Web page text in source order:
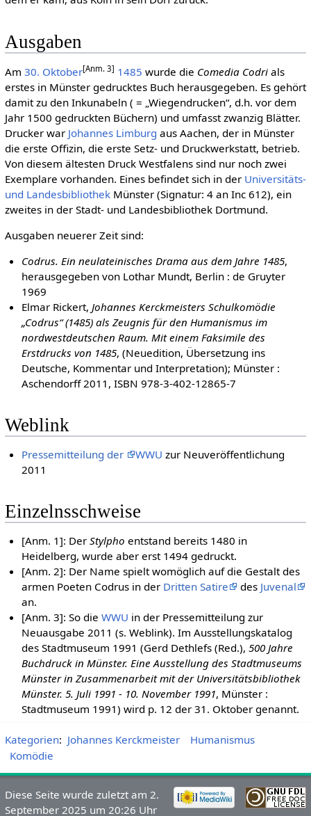
Ausgaben
Am 30. Oktober[Anm. 3] 1485 wurde die Comedia Codrials
erstes in Münster gedrucktes Buch herausgegeben. Es gehört
damit zu den Inkunabeln ( = „Wiegendrucken“, d.h. vor dem
Jahr 1500 gedruckten Büchern) und umfasst zwanzig Blätter.
Drucker war Johannes Limburg aus Aachen, der in Münster
die erste Offizin, die erste Setz- und Druckwerkstatt, betrieb.
Von diesem ältesten Druck Westfalens sind nur noch zwei
Exemplare vorhanden. Eines befindet sich in der Universitäts-
und LandesbibliothekMünster (Signatur: 4 an Inc 612), ein
zweites in der Stadt- und Landesbibliothek Dortmund.
Ausgaben neuerer Zeit sind:
Codrus. Ein neulateinisches Drama aus dem Jahre 1485,
herausgegeben von Lothar Mundt, Berlin : de Gruyter
1969
Elmar Rickert,Johannes Kerckmeisters Schulkomödie
„Codrus“ (1485) als Zeugnis für den Humanismus im
nordwestdeutschen Raum. Mit einem Faksimile des
Erstdrucks von 1485, (Neuedition, Übersetzung ins
Deutsche, Kommentar und Interpretation); Münster :
Aschendorff 2011, ISBN 978-3-402-12865-7
Weblink
Pressemitteilung der WWU zur Neuveröffentlichung
2011
Einzelnsschweise
[Anm. 1]: DerStylpho entstand bereits 1480 in
Heidelberg, wurde aber erst 1494 gedruckt.
[Anm. 2]: Der Name spielt womöglich auf die Gestalt des
armen Poeten Codrus in der Dritten Satire des Juvenal
an.
[Anm. 3]: So dieWWU in der Pressemitteilung zur
Neuausgabe 2011 (s. Weblink). Im Ausstellungskatalog
des Stadtmuseum 1991 (Gerd Dethlefs (Red.),500 Jahre
Buchdruck in Münster. Eine Ausstellung des Stadtmuseums
Münster in Zusammenarbeit mit der Universitätsbibliothek
Münster. 5. Juli 1991 - 10. November 1991, Münster :
Stadtmuseum 1991) wird p. 12 der 31. Oktober genannt.
Kategorien: Johannes Kerckmeister
Humanismus
Komödie
Diese Seite wurde zuletzt am 2.
September 2025 um 20:26 Uhr